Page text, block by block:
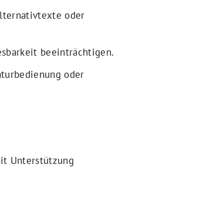
oder
beeinträchtigen.
oder
Unterstützung